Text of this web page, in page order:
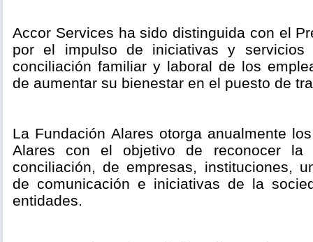
Accor Services ha sido distinguida con el
por el impulso de iniciativas y
conciliación familiar y laboral de los
de aumentar su bienestar en el puesto de
La Fundación Alares otorga anualmente
Alares con el objetivo de reconocer
conciliación, de empresas, instituciones,
de comunicación e iniciativas de la
entidades.